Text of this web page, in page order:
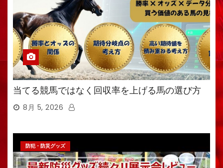
当てる競馬ではなく回収率を上げる馬の選び方
8月 5, 2026
防犯・防災グッズ